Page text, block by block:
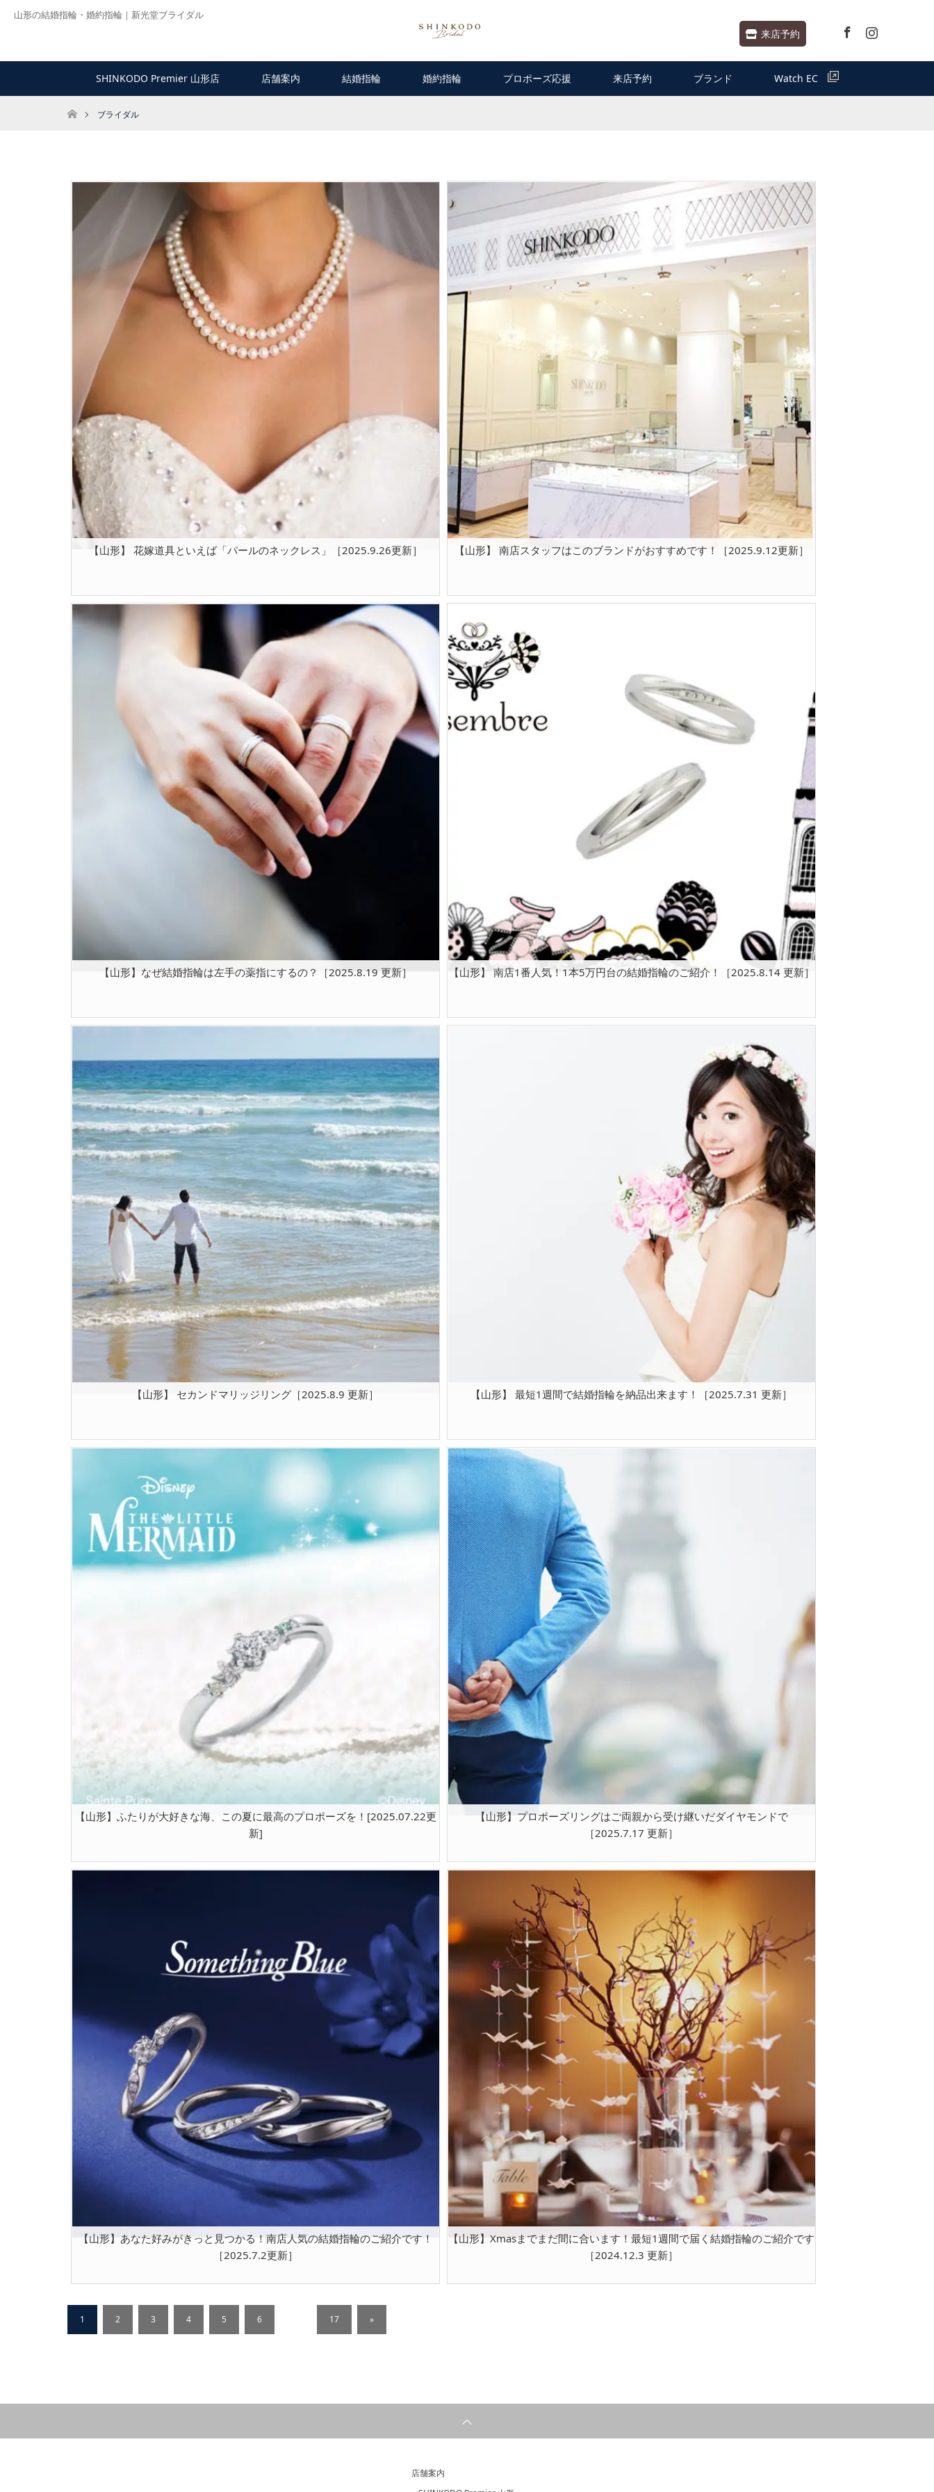
山形の結婚指輪・婚約指輪｜新光堂ブライダル
来店予約
Instagram
SHINKODO Premier 山形店 店舗案内 結婚指輪 婚約指輪 プロポーズ応援 来店予約 ブランド Watch EC
ホームブライダル
【山形】 花嫁道具といえば「パールのネックレス」［2025.9.26更新］ 【山形】 南店スタッフはこのブランドがおすすめです！［2025.9.12更新］
【山形】なぜ結婚指輪は左手の薬指にするの？［2025.8.19 更新］ 【山形】 南店1番人気！1本5万円台の結婚指輪のご紹介！［2025.8.14 更新］
【山形】 セカンドマリッジリング［2025.8.9 更新］ 【山形】 最短1週間で結婚指輪を納品出来ます！［2025.7.31 更新］
【山形】ふたりが大好きな海、この夏に最高のプロポーズを！[2025.07.22更
新]
【山形】プロポーズリングはご両親から受け継いだダイヤモンドで
［2025.7.17 更新］
【山形】あなた好みがきっと見つかる！南店人気の結婚指輪のご紹介です！
［2025.7.2更新］
【山形】Xmasまでまだ間に合います！最短1週間で届く結婚指輪のご紹介です
［2024.12.3 更新］
1 2 3 4 5 6 17 »
店舗案内